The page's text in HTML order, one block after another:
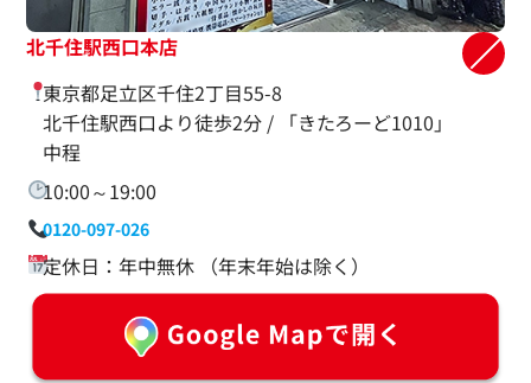
北千住駅西口本店
東京都足立区千住2丁目55-8
北千住駅西口より徒歩2分 / 「きたろーど1010」
中程
10:00～19:00
0120-097-026
定休日：年中無休 （年末年始は除く）